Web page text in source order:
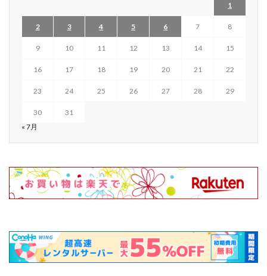
1
2 3 4 5 6 7 8
9 10 11 12 13 14 15
16 17 18 19 20 21 22
23 24 25 26 27 28 29
30
31
« 7月